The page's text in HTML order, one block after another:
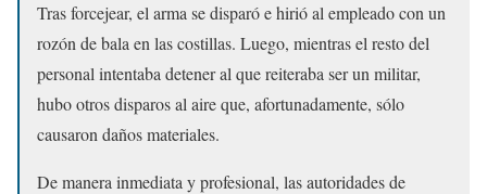
Tras forcejear, el arma se disparó e hirió al empleado con un
rozón de bala en las costillas. Luego, mientras el resto del
personal intentaba detener al que reiteraba ser un militar,
hubo otros disparos al aire que, afortunadamente, sólo
causaron daños materiales.
De manera inmediata y profesional, las autoridades de